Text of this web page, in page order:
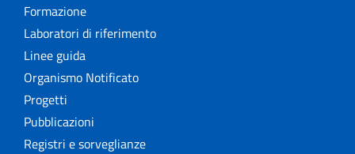
Formazione
Laboratori di riferimento
Linee guida
Organismo Notificato
Progetti
Pubblicazioni
Registri e sorveglianze